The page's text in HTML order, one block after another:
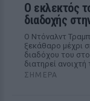
Ο εκλεκτός
διαδοχής
Ο Ντόναλντ
ξεκάθαρο μέχρι
διαδόχου του
διατηρεί
ΣΉΜΕΡΑ